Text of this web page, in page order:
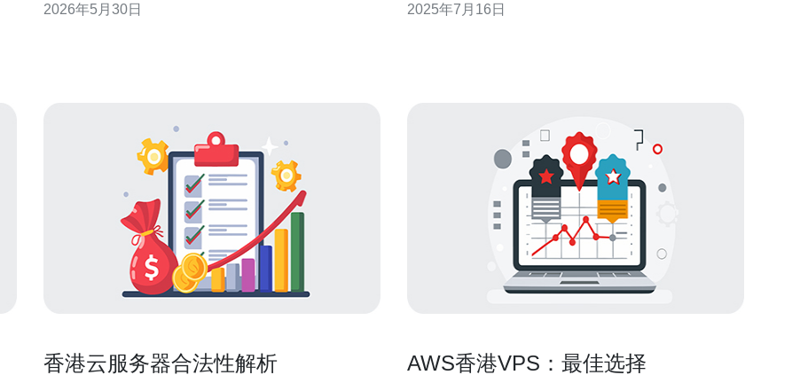
一。最佳方案通常是香港区域的标准ECS或轻量应用
2026年5月30日
靠性和专业支持的特点。 1. 高性能：阿里云香港服务
2025年7月16日
香港云服务器合法性解析 AWS香港VPS：最佳选择